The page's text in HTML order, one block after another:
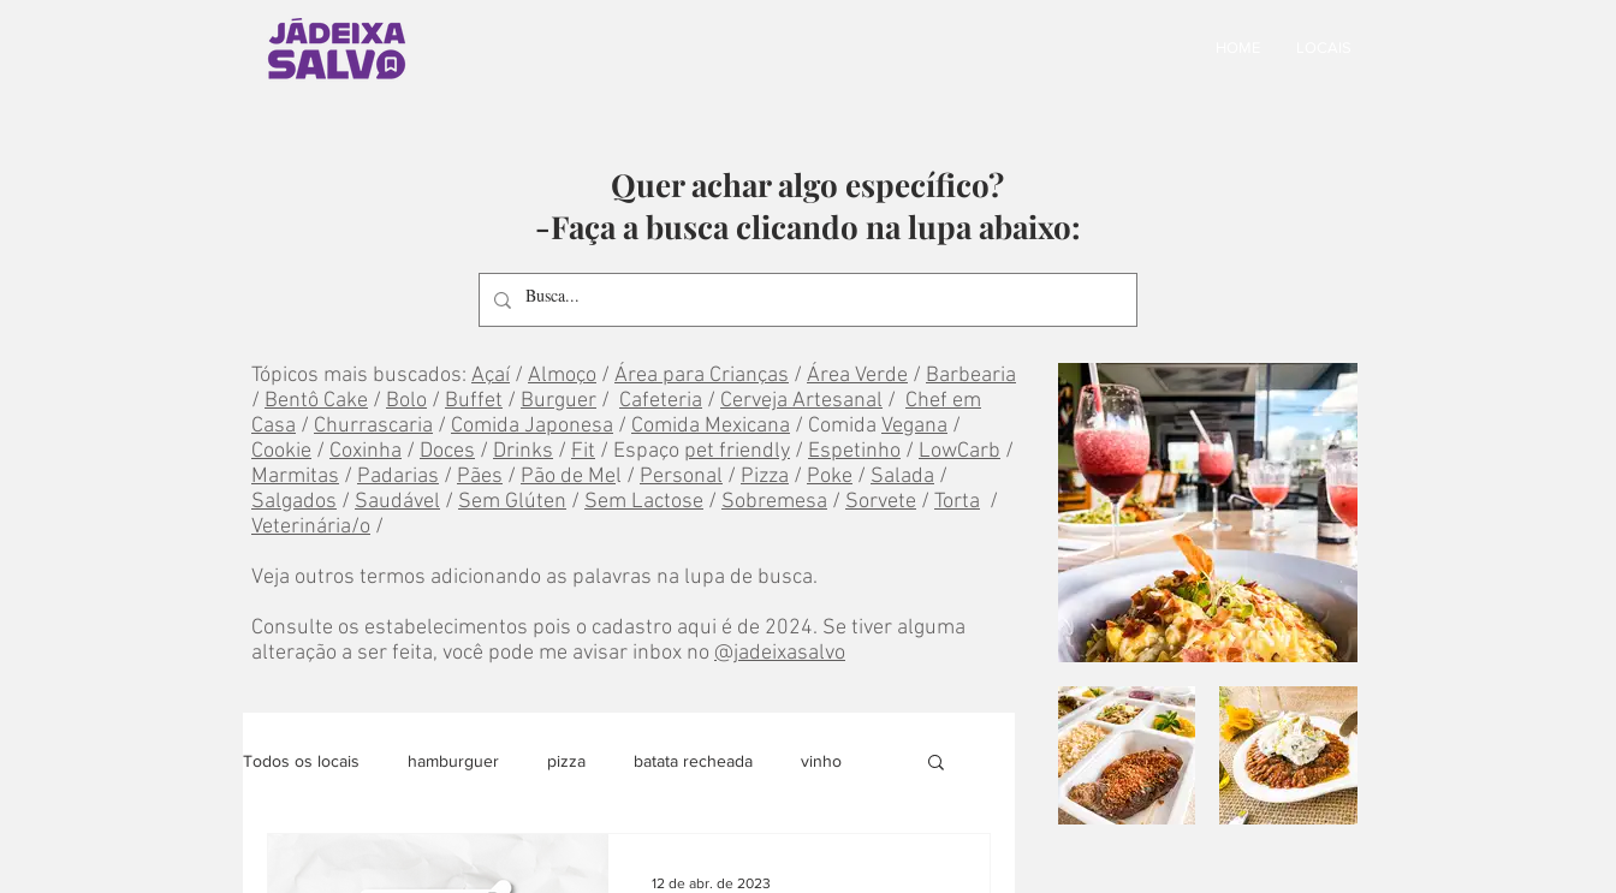
Quer achar algo específico?
-Faça a busca clicando na lupa abaixo:
Tópicos mais buscados: Açaí / Almoço / Área para Crianças / Área Verde / Barbearia
/ Bentô Cake / Bolo / Buffet / Burguer / Cafeteria / Cerveja Artesanal / Chef em
Casa / Churrascaria / Comida Japonesa / Comida Mexicana / Comida Vegana /
Cookie / Coxinha / Doces / Drinks / Fit / Espaço pet friendly / Espetinho / LowCarb /
Marmitas / Padarias / Pães / Pão de Mel / Personal / Pizza / Poke / Salada /
Salgados / Saudável / Sem Glúten / Sem Lactose / Sobremesa / Sorvete / Torta /
Veterinária/o /
Veja outros termos adicionando as palavras na lupa de busca.
Consulte os estabelecimentos pois o cadastro aqui é de 2024. Se tiver alguma
alteração a ser feita, você pode me avisar inbox no @jadeixasalvo
Todos os locais hamburguer pizza batata recheada vinho
12 de abr. de 2023